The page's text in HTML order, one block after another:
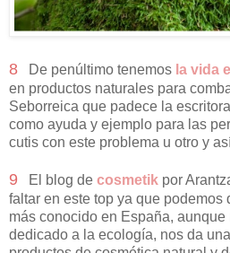
8 De penúltimo tenemos la vida
en productos naturales para
Seborreica que padece la
como ayuda y ejemplo para las
cutis con este problema u otro y
9 El blog de cosmetik por
faltar en este top ya que podemos
más conocido en España, aunque
dedicado a la ecología, nos da